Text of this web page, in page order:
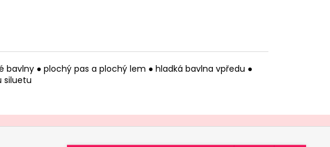
● plochý pas a plochý lem ● hladká bavlna vpředu ●
siluetu